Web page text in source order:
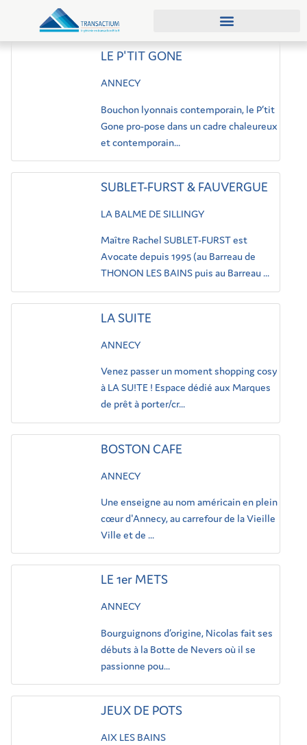
LE P'TIT GONE
ANNECY
Bouchon lyonnais contemporain, le P’tit
Gone pro-pose dans un cadre chaleureux
et contemporain...
SUBLET-FURST & FAUVERGUE
LA BALME DE SILLINGY
Maître Rachel SUBLET-FURST est
Avocate depuis 1995 (au Barreau de
THONON LES BAINS puis au Barreau ...
LA SUITE
ANNECY
Venez passer un moment shopping cosy
à LA SU!TE ! Espace dédié aux Marques
de prêt à porter/cr...
BOSTON CAFE
ANNECY
Une enseigne au nom américain en plein
cœur d'Annecy, au carrefour de la Vieille
Ville et de ...
LE 1er METS
ANNECY
Bourguignons d’origine, Nicolas fait ses
débuts à la Botte de Nevers où il se
passionne pou...
JEUX DE POTS
AIX LES BAINS